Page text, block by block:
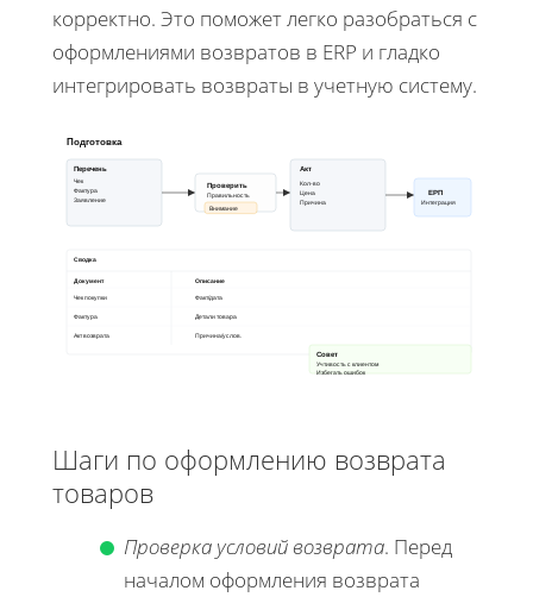
корректно. Это поможет легко разобраться с
оформлениями возвратов в ERP и гладко
интегрировать возвраты в учетную систему.
Подготовка
Перечень
Чек
Фактура
Заявление
Проверить
Правильность
Внимание
Акт
Кол-во
Цена
Причина
ЕРП
Интеграция
Сводка
Документ Описание
Чек покупки Факт/дата
Фактура Детали товара
Акт возврата Причина/услов.
Совет
Учтивость с клиентом
Избегать ошибок
Шаги по оформлению возврата
товаров
Проверка условий возврата. Перед
началом оформления возврата